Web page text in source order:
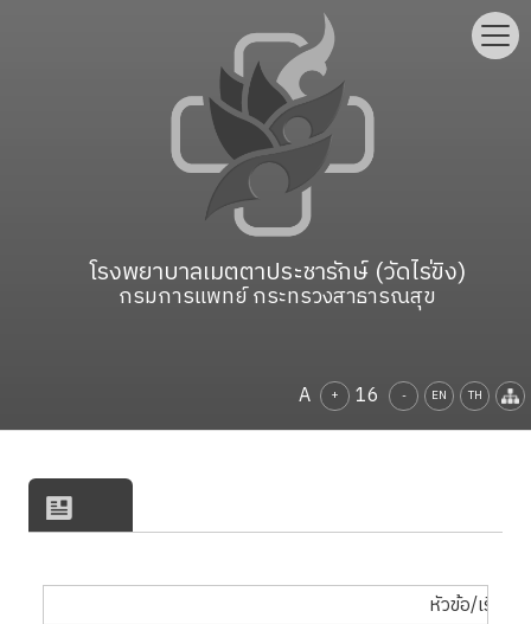
โรงพยาบาลเมตตาประชารักษ์ (วัดไร่ขิง)
กรมการแพทย์ กระทรวงสาธารณสุข
A + 16 - EN TH
หัวข้อ/เรื่อง